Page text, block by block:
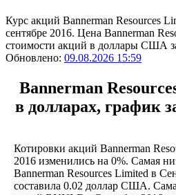
Курс акций Bannerman Resources
сентябре 2016. Цена Bannerman
стоимости акций в доллары США
Обновлено: 09.08.2026 15:59
Bannerman
в долларах, график
Котировки акций Bannerman
2016 изменились на 0%. Самая
Bannerman Resources Limited в
составила 0.02 доллар США.